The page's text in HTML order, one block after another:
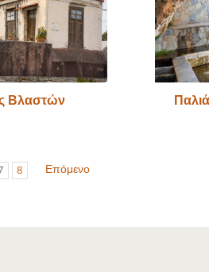
Βλαστών
8 Επόμενο